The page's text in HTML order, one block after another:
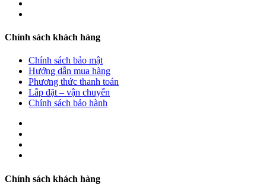
Chính sách khách hàng
Chính sách bảo mật
Hướng dẫn mua hàng
Phương thức thanh toán
Lắp đặt – vận chuyển
Chính sách bảo hành
Chính sách khách hàng